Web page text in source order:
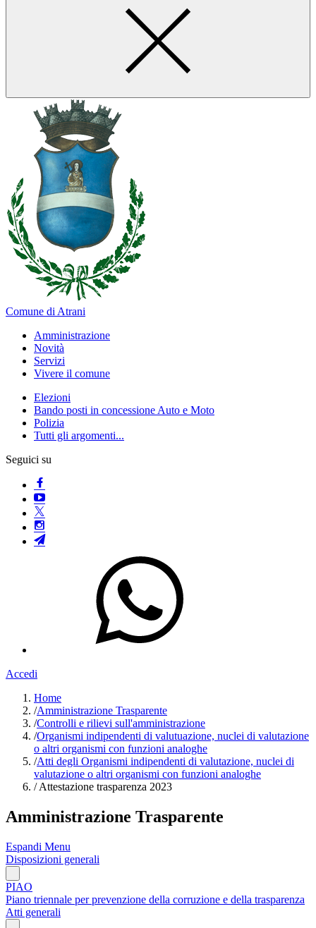
Comune di Atrani
Amministrazione
Novità
Servizi
Vivere il comune
Elezioni
Bando posti in concessione Auto e Moto
Polizia
Tutti gli argomenti...
Seguici su
Accedi
Home
/Amministrazione Trasparente
/Controlli e rilievi sull'amministrazione
/Organismi indipendenti di valutuazione, nuclei di valutazione
o altri organismi con funzioni analoghe
/Atti degli Organismi indipendenti di valutazione, nuclei di
valutazione o altri organismi con funzioni analoghe
/Attestazione trasparenza 2023
Amministrazione Trasparente
Espandi Menu
Disposizioni generali
PIAO
Piano triennale per prevenzione della corruzione e della trasparenza
Atti generali